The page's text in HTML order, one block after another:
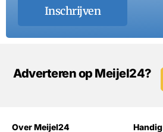
Inschrijven
Adverteren op Meijel24?
Over Meijel24 Handig